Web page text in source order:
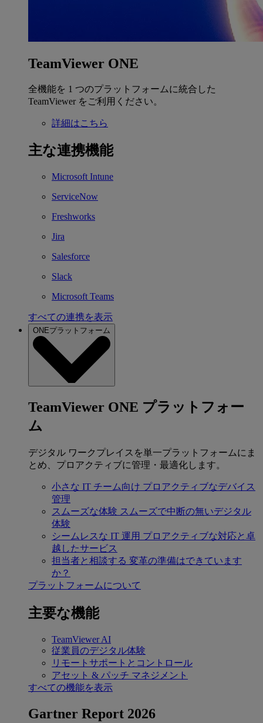
TeamViewer ONE
全機能を 1 つのプラットフォームに統合した
TeamViewer をご利用ください。
詳細はこちら
主な連携機能
Microsoft Intune
ServiceNow
Freshworks
Jira
Salesforce
Slack
Microsoft Teams
すべての連携を表示
ONEプラットフォーム
TeamViewer ONE プラットフォー
ム
デジタル ワークプレイスを単一プラットフォームにま
とめ、プロアクティブに管理・最適化します。
小さな IT チーム向け プロアクティブなデバイス
管理
スムーズな体験 スムーズで中断の無いデジタル
体験
シームレスな IT 運用 プロアクティブな対応と卓
越したサービス
担当者と相談する 変革の準備はできています
か？
プラットフォームについて
主要な機能
TeamViewer AI
従業員のデジタル体験
リモートサポートとコントロール
アセット & パッチ マネジメント
すべての機能を表示
Gartner Report 2026